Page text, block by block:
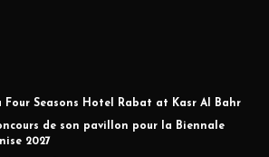
Four Seasons Hotel Rabat at Kasr Al Bahr
de son pavillon pour la Biennale
2027